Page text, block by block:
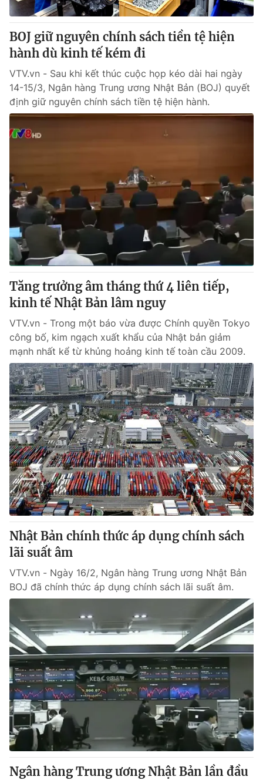
BOJ giữ nguyên chính sách tiền tệ hiện
hành dù kinh tế kém đi
VTV.vn - Sau khi kết thúc cuộc họp kéo dài hai ngày
14-15/3, Ngân hàng Trung ương Nhật Bản (BOJ) quyết
định giữ nguyên chính sách tiền tệ hiện hành.
Tăng trưởng âm tháng thứ 4 liên tiếp,
kinh tế Nhật Bản lâm nguy
VTV.vn - Trong một báo vừa được Chính quyền Tokyo
công bố, kim ngạch xuất khẩu của Nhật bản giảm
mạnh nhất kể từ khủng hoảng kinh tế toàn cầu 2009.
Nhật Bản chính thức áp dụng chính sách
lãi suất âm
VTV.vn - Ngày 16/2, Ngân hàng Trung ương Nhật Bản
BOJ đã chính thức áp dụng chính sách lãi suất âm.
Ngân hàng Trung ương Nhật Bản lần đầu